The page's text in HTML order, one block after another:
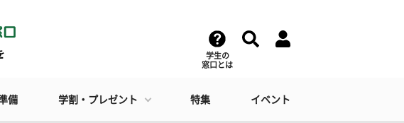
学生の
窓口とは
備 学割・プレゼント 特集 イベント